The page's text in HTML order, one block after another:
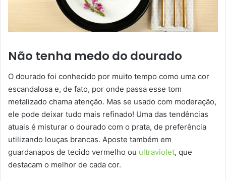
Não tenha medo do dourado
O dourado foi conhecido por muito tempo como uma cor
escandalosa e, de fato, por onde passa esse tom
metalizado chama atenção. Mas se usado com moderação,
ele pode deixar tudo mais refinado! Uma das tendências
atuais é misturar o dourado com o prata, de preferência
utilizando louças brancas. Aposte também em
guardanapos de tecido vermelho ou ultraviolet, que
destacam o melhor de cada cor.